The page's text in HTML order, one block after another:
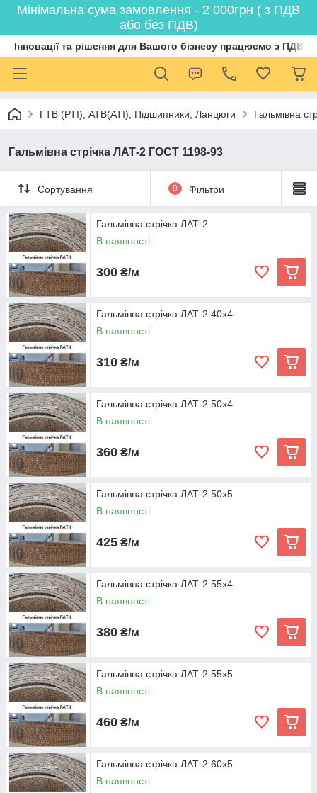
Мінімальна сума замовлення - 2 000грн ( з ПДВ
або без ПДВ)
Інновації та рішення для Вашого бізнесу працюємо з ПДВ
ГТВ (РТI), АТВ(АТI), Пiдшипники, Ланцюги Гальмівна
Гальмівна стрічка ЛАТ-2 ГОСТ 1198-93
Сортування 0 Фільтри
Гальмівна стрічка ЛАТ-2
В наявності
300 ₴/м
Гальмівна стрічка ЛАТ-2 40х4
В наявності
310 ₴/м
Гальмівна стрічка ЛАТ-2 50х4
В наявності
360 ₴/м
Гальмівна стрічка ЛАТ-2 50х5
В наявності
425 ₴/м
Гальмівна стрічка ЛАТ-2 55х4
В наявності
380 ₴/м
Гальмівна стрічка ЛАТ-2 55х5
В наявності
460 ₴/м
Гальмівна стрічка ЛАТ-2 60х5
В наявності